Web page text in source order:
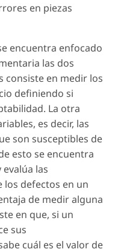
en piezas
encuentra enfocado
las dos
consiste en medir los
definiendo si
La otra
es decir, las
son susceptibles de
esto se encuentra
las
los defectos en un
de medir alguna
en que, si un
sus
cuál es el valor de